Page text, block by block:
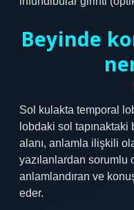
Beyinde
Sol kulakta temporal
lobdaki sol tapınaktaki
alanı, anlamla ilişkili
yazılanlardan sorumlu
anlamlandıran ve
eder.